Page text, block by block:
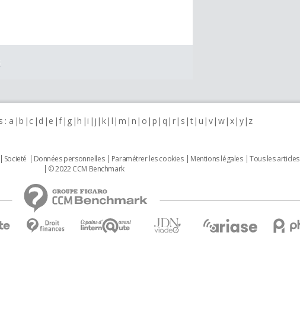
: a b c d e f g h i j k l m n o p q r s t u v w x y z
Societé Données personnelles Paramétrer les cookies Mentions légales Tous les articles
© 2022 CCM Benchmark